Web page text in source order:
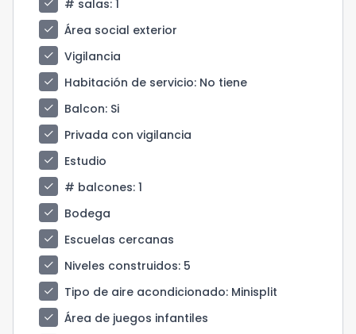
check # salas: 1
check
Área social exterior
check
Vigilancia
check
Habitación de servicio: No tiene
check
Balcon: Si
check
Privada con vigilancia
check
Estudio
check
# balcones: 1
check
Bodega
check
Escuelas cercanas
check
Niveles construidos: 5
check
Tipo de aire acondicionado: Minisplit
check
Área de juegos infantiles